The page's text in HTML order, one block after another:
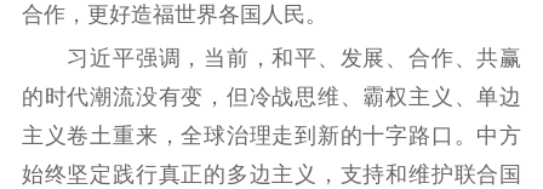
社会宣传
思想政治教育 爱国主义教育
全民国防教育
红色资源保护利
合作，更好造福世界各国人民。
习近平强调，当前，和平、发展、合作、共赢
的时代潮流没有变，但冷战思维、霸权主义、单边
主义卷土重来，全球治理走到新的十字路口。中方
始终坚定践行真正的多边主义，支持和维护联合国